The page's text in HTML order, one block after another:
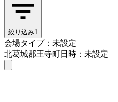
絞り込み1
会場タイプ：未設定
北葛城郡王寺町日時：未設定